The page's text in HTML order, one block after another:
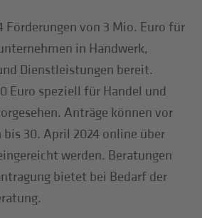
von 3 Mio. Euro für
in Handwerk,
Dienstleistungen bereit.
Euro speziell für Handel und
Anträge können vor
30. April 2024 online über
werden. Beratungen
bietet bei Bedarf der